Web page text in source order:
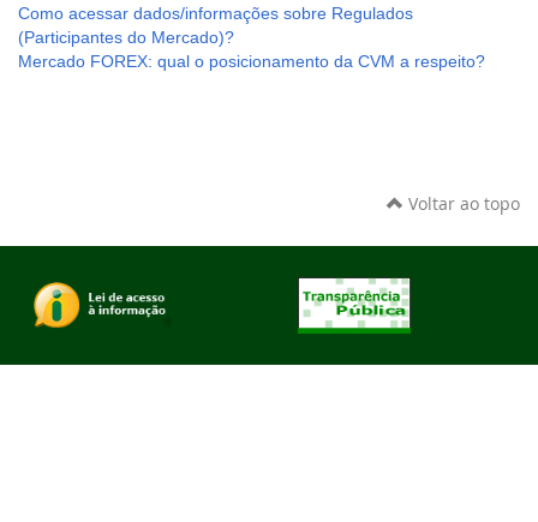
Como acessar dados/informações sobre Regulados
(Participantes do Mercado)?
Mercado FOREX: qual o posicionamento da CVM a respeito?
Voltar ao topo